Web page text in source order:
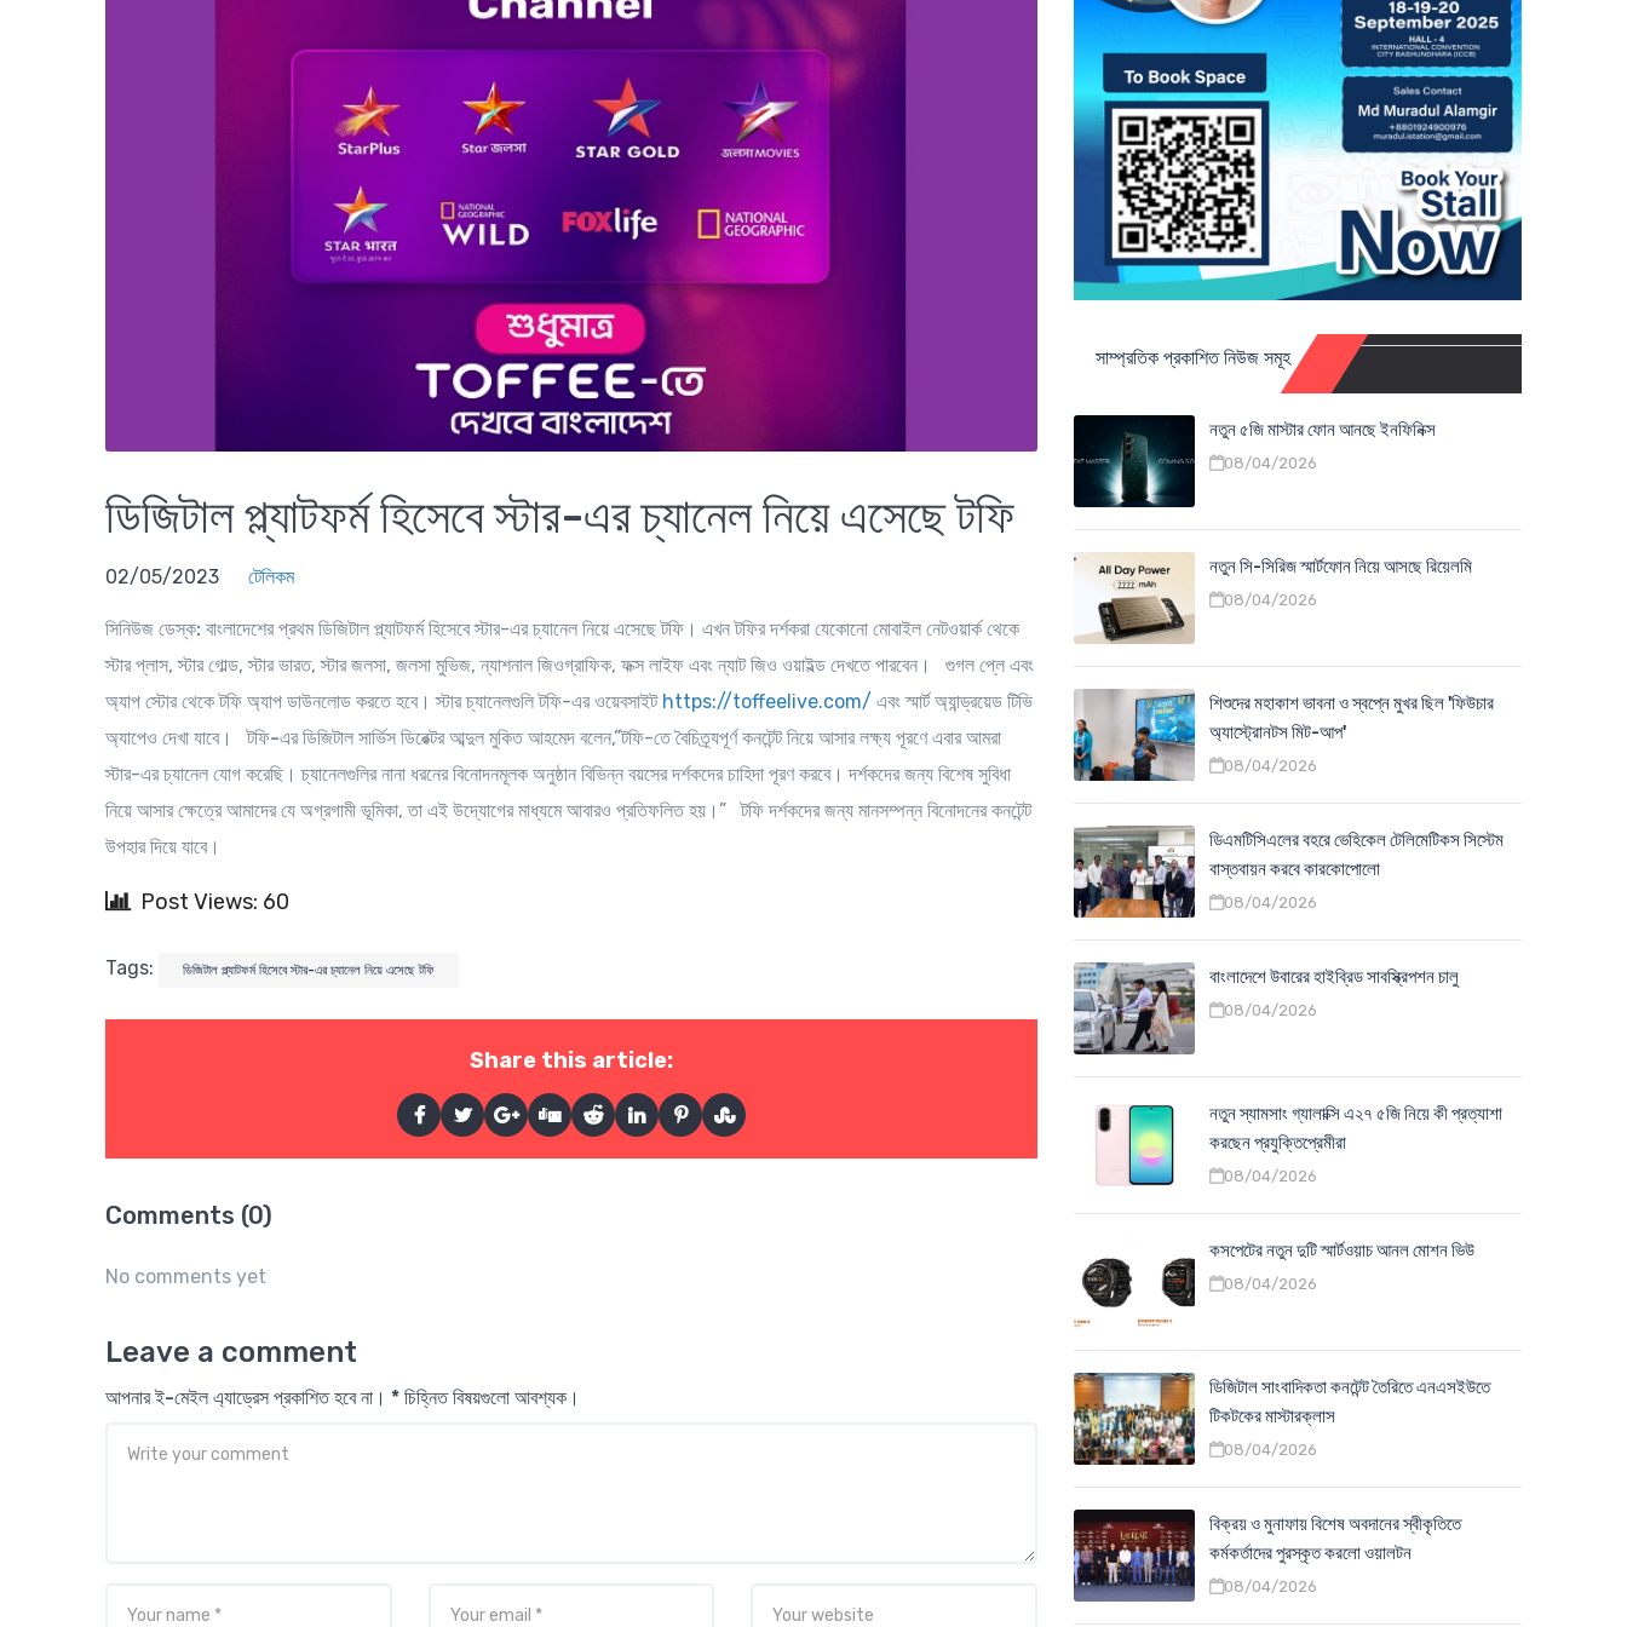
ডিজিটাল প্ল্যাটফর্ম হিসেবে স্টার-এর চ্যানেল নিয়ে এসেছে টফি
02/05/2023 টেলিকম
সিনিউজ ডেস্ক: বাংলাদেশের প্রথম ডিজিটাল প্ল্যাটফর্ম হিসেবে স্টার-এর চ্যানেল নিয়ে এসেছে টফি। এখন টফির দর্শকরা যেকোনো মোবাইল নেটওয়ার্ক থেকে
স্টার প্লাস, স্টার গোল্ড, স্টার ভারত, স্টার জলসা, জলসা মুভিজ, ন্যাশনাল জিওগ্রাফিক, ফক্স লাইফ এবং ন্যাট জিও ওয়াইল্ড দেখতে পারবেন। গুগল প্লে এবং
অ্যাপ স্টোর থেকে টফি অ্যাপ ডাউনলোড করতে হবে। স্টার চ্যানেলগুলি টফি-এর ওয়েবসাইট https://toffeelive.com/ এবং স্মার্ট অ্যান্ড্রয়েড টিভি
অ্যাপেও দেখা যাবে।টফি-এর ডিজিটাল সার্ভিস ডিরেক্টর আব্দুল মুকিত আহমেদ বলেন,”টফি-তে বৈচিত্র্যপূর্ণ কনটেন্ট নিয়ে আসার লক্ষ্য পূরণে এবার আমরা
স্টার-এর চ্যানেল যোগ করেছি। চ্যানেলগুলির নানা ধরনের বিনোদনমূলক অনুষ্ঠান বিভিন্ন বয়সের দর্শকদের চাহিদা পূরণ করবে। দর্শকদের জন্য বিশেষ সুবিধা
নিয়ে আসার ক্ষেত্রে আমাদের যে অগ্রগামী ভূমিকা, তা এই উদ্যোগের মাধ্যমে আবারও প্রতিফলিত হয়।” টফি দর্শকদের জন্য মানসম্পন্ন বিনোদনের কনটেন্ট
উপহার দিয়ে যাবে।
Post Views: 60
Tags: ডিজিটাল প্ল্যাটফর্ম হিসেবে স্টার-এর চ্যানেল নিয়ে এসেছে টফি
Share this article:
Comments (0)
No comments yet
Leave a comment
আপনার ই-মেইল এ্যাড্রেস প্রকাশিত হবে না। * চিহ্নিত বিষয়গুলো আবশ্যক।
সাম্প্রতিক প্রকাশিত নিউজ সমূহ
নতুন ৫জি মাস্টার ফোন আনছে ইনফিনিক্স
08/04/2026
নতুন সি-সিরিজ স্মার্টফোন নিয়ে আসছে রিয়েলমি
08/04/2026
শিশুদের মহাকাশ ভাবনা ও স্বপ্নে মুখর ছিল 'ফিউচার
অ্যাস্ট্রোনটস মিট-আপ'
08/04/2026
ডিএমটিসিএলের বহরে ভেহিকেল টেলিমেটিকস সিস্টেম
বাস্তবায়ন করবে কারকোপোলো
08/04/2026
বাংলাদেশে উবারের হাইব্রিড সাবস্ক্রিপশন চালু
08/04/2026
নতুন স্যামসাং গ্যালাক্সি এ২৭ ৫জি নিয়ে কী প্রত্যাশা
করছেন প্রযুক্তিপ্রেমীরা
08/04/2026
কসপেটের নতুন দুটি স্মার্টওয়াচ আনল মোশন ভিউ
08/04/2026
ডিজিটাল সাংবাদিকতা কনটেন্ট তৈরিতে এনএসইউতে
টিকটকের মাস্টারক্লাস
08/04/2026
বিক্রয় ও মুনাফায় বিশেষ অবদানের স্বীকৃতিতে
কর্মকর্তাদের পুরস্কৃত করলো ওয়ালটন
08/04/2026